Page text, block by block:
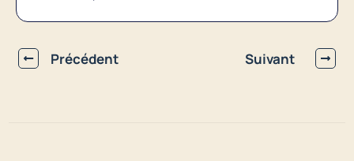
Précédent Suivant